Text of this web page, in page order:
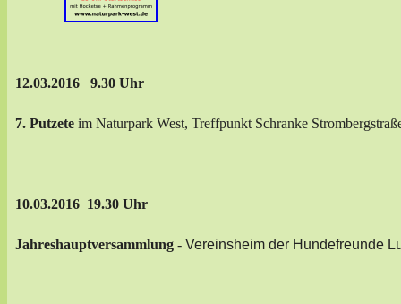
12.03.2016 9.30 Uhr
7. Putzeteim Naturpark West, Treffpunkt Schranke
10.03.2016 19.30 Uhr
Jahreshauptversammlung- Vereinsheim der Hundefreunde